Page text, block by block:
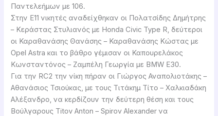
Παντελεήμων με 106.
Στην Ε11 νικητές αναδείχθηκαν οι Πολατσίδης Δημήτρης
– Κεράστας Στυλιανός με Honda Civic Type R, δεύτεροι
οι Καραθανάσης Θανάσης – Καραθανάσης Κώστας με
Opel Astra και το βάθρο γέμισαν οι Καπουρελάκος
Κωνσταντόνος – Ζαμπέλη Γεωργία με BMW E30.
Για την RC2 την νίκη πήραν οι Γιώργος Αναπολιοτάκης –
Αθανάσιος Τσιούκας, με τους Τιτάκημ Τίτο – Χαλκιαδάκη
Αλέξανδρο, να κερδίζουν την δεύτερη θέση και τους
Βούλγαρους Titov Anton – Spirov Alexander να